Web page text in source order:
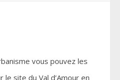
vous pouvez les
site du Val d’Amour en